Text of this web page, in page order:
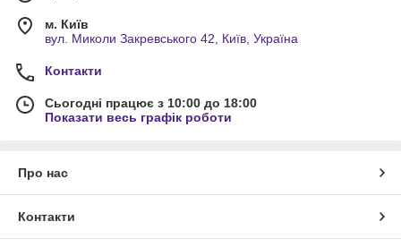
м. Київ
вул. Миколи Закревського 42, Київ, Україна
Контакти
Сьогодні працює з 10:00 до 18:00
Показати весь графік роботи
Про нас
Контакти